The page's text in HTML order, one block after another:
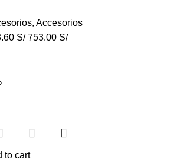
, Accesorios
S/ 753.00 S/
to cart